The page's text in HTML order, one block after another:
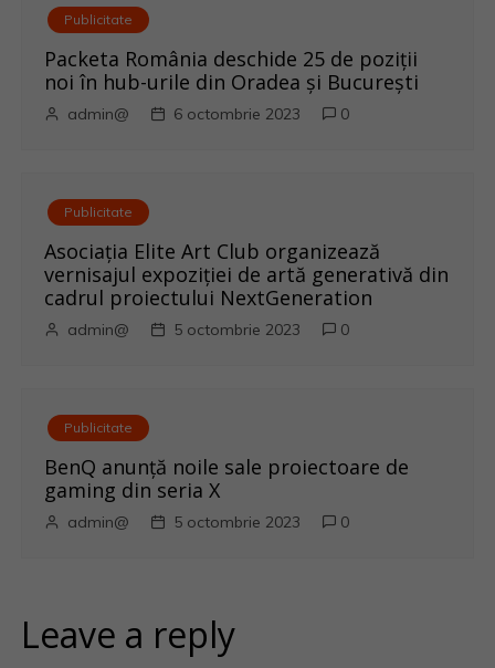
Publicitate
Packeta România deschide 25 de poziții
noi în hub-urile din Oradea și București
admin@ 6 octombrie 2023 0
Publicitate
Asociația Elite Art Club organizează
vernisajul expoziției de artă generativă din
cadrul proiectului NextGeneration
admin@ 5 octombrie 2023 0
Publicitate
BenQ anunţă noile sale proiectoare de
gaming din seria X
admin@ 5 octombrie 2023 0
Leave a reply